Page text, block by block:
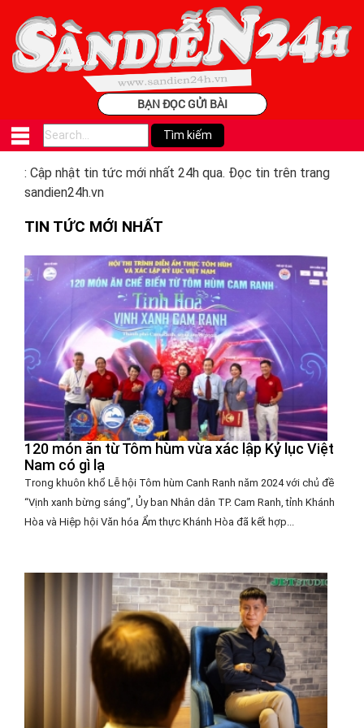
BẠN ĐỌC GỬI BÀI
: Cập nhật tin tức mới nhất 24h qua. Đọc tin trên trang
sandien24h.vn
TIN TỨC MỚI NHẤT
120 món ăn từ Tôm hùm vừa xác lập Kỷ lục Việt
Nam có gì lạ
Trong khuôn khổ Lễ hội Tôm hùm Canh Ranh năm 2024 với chủ đề
“Vịnh xanh bừng sáng”, Ủy ban Nhân dân TP. Cam Ranh, tỉnh Khánh
Hòa và Hiệp hội Văn hóa Ẩm thực Khánh Hòa đã kết hợp...